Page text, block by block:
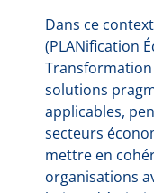
Dans ce
(PLANification
Transformation
solutions
applicables,
secteurs
mettre en
organisations